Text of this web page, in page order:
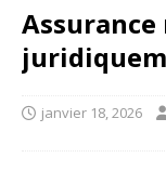
Assurance
janvier 18, 2026